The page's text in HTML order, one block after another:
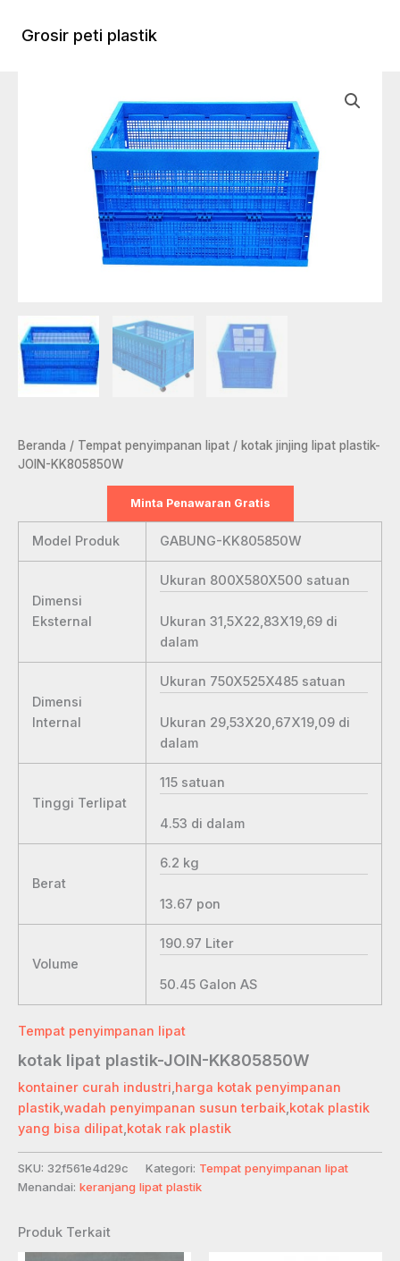
Grosir peti plastik
Beranda / Tempat penyimpanan lipat / kotak jinjing lipat plastik-
JOIN-KK805850W
Minta Penawaran Gratis
Model Produk GABUNG-KK805850W
Dimensi
Eksternal
Ukuran 800X580X500 satuan
Ukuran 31,5X22,83X19,69 di
dalam
Dimensi
Internal
Ukuran 750X525X485 satuan
Ukuran 29,53X20,67X19,09 di
dalam
Tinggi Terlipat
115 satuan
4.53 di dalam
Berat
6.2 kg
13.67 pon
Volume
190.97 Liter
50.45 Galon AS
Tempat penyimpanan lipat
kotak lipat plastik-JOIN-KK805850W
kontainer curah industri,harga kotak penyimpanan
plastik,wadah penyimpanan susun terbaik,kotak plastik
yang bisa dilipat,kotak rak plastik
SKU: 32f561e4d29c Kategori: Tempat penyimpanan lipat
Menandai: keranjang lipat plastik
Produk Terkait